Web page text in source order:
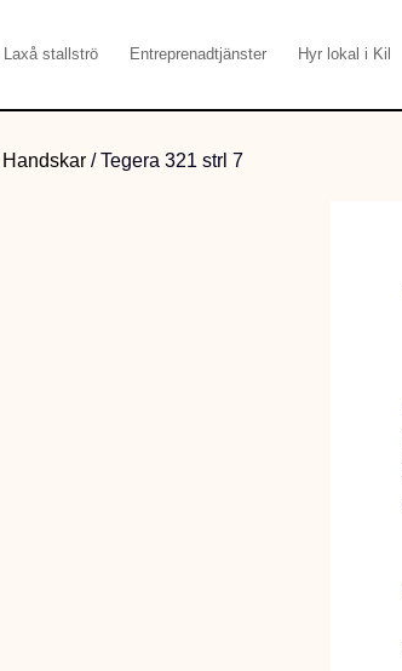
stallströ Entreprenadtjänster Hyr lokal i Kil
Handskar /Tegera 321 strl 7